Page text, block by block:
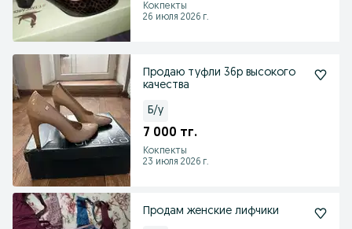
Кокпекты
26 июля 2026 г.
Продаю туфли 36р высокого
качества
Б/у
7 000 тг.
Кокпекты
23 июля 2026 г.
Продам женские лифчики